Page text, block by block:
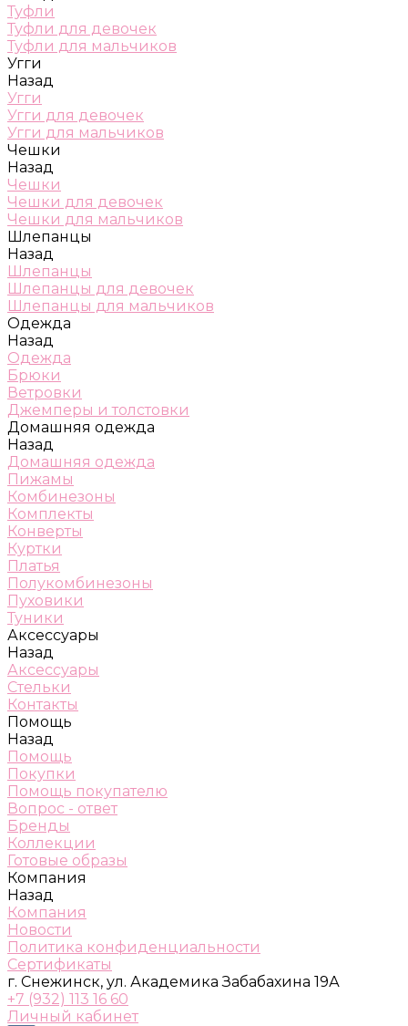
Туфли
Туфли для девочек
Туфли для мальчиков
Угги
Назад
Угги
Угги для девочек
Угги для мальчиков
Чешки
Назад
Чешки
Чешки для девочек
Чешки для мальчиков
Шлепанцы
Назад
Шлепанцы
Шлепанцы для девочек
Шлепанцы для мальчиков
Одежда
Назад
Одежда
Брюки
Ветровки
Джемперы и толстовки
Домашняя одежда
Назад
Домашняя одежда
Пижамы
Комбинезоны
Комплекты
Конверты
Куртки
Платья
Полукомбинезоны
Пуховики
Туники
Аксессуары
Назад
Аксессуары
Стельки
Контакты
Помощь
Назад
Помощь
Покупки
Помощь покупателю
Вопрос - ответ
Бренды
Коллекции
Готовые образы
Компания
Назад
Компания
Новости
Политика конфиденциальности
Сертификаты
г. Снежинск, ул. Академика Забабахина 19А
+7 (932) 113 16 60
Личный кабинет